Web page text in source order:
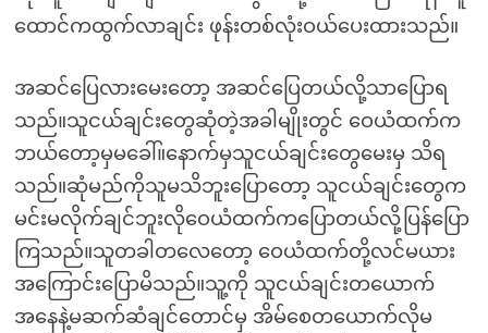
ထောင်ကထွက်လာချင်း ဖုန်းတစ်လုံးဝယ်ပေးထားသည်။
အဆင်ပြေလားမေးတော့ အဆင်ပြေတယ်လို့သာပြောရ
သည်။သူငယ်ချင်းတွေဆုံတဲ့အခါမျိုးတွင် ဝေယံထက်က
ဘယ်တော့မှမခေါ်။နောက်မှသူငယ်ချင်းတွေမေးမှ သိရ
သည်။ဆုံမည်ကိုသူမသိဘူးပြောတော့ သူငယ်ချင်းတွေက
မင်းမလိုက်ချင်ဘူးလိုဝေယံထက်ကပြောတယ်လို့ပြန်ပြော
ကြသည်။သူတခါတလေတော့ ဝေယံထက်တို့လင်မယား
အကြောင်းပြောမိသည်။သူ့ကို သူငယ်ချင်းတယောက်
အနေနဲ့မဆက်ဆံချင်တောင်မှ အိမ်စေတယောက်လိုမ